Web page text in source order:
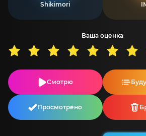
Shikimori
Ваша оценка
Смотрю
Просмотрено